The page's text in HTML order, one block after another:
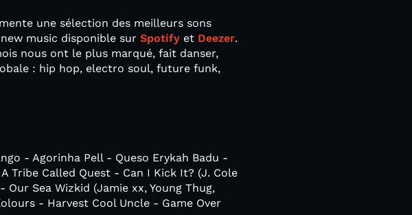
une sélection des meilleurs sons
music disponible sur Spotify et Deezer.
nous ont le plus marqué, fait danser,
: hip hop, electro soul, future funk,
- Agorinha Pell - Queso Erykah Badu -
Tribe Called Quest - Can I Kick It? (J. Cole
Sea Wizkid (Jamie xx, Young Thug,
- Harvest Cool Uncle - Game Over